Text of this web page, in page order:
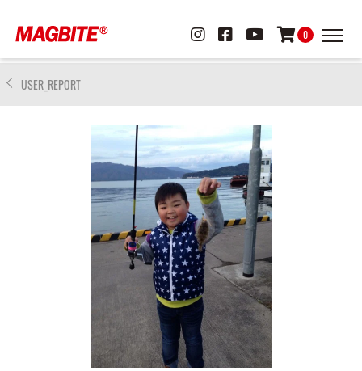
0
USER_REPORT